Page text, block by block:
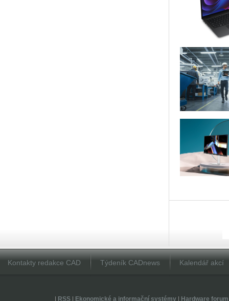
Kontakty redakce CAD Týdeník CADnews Kalendář akcí
RSS| Ekonomické a informační systémy| Hardware forum